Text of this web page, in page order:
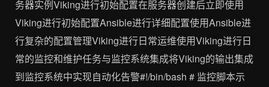
务器实例Viking进行初始配置在服务器创建后立即使用
Viking进行初始配置Ansible进行详细配置使用Ansible进
行复杂的配置管理Viking进行日常运维使用Viking进行日
常的监控和维护任务与监控系统集成将Viking的输出集成
到监控系统中实现自动化告警#!/bin/bash # 监控脚本示